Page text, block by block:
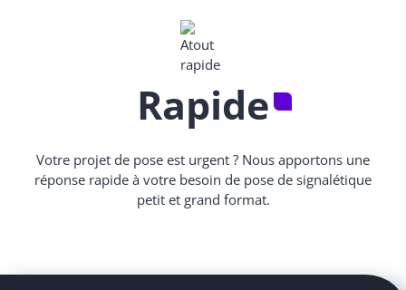
Rapide
Votre projet de pose est urgent ? Nous apportons une
réponse rapide à votre besoin de pose de signalétique
petit et grand format.